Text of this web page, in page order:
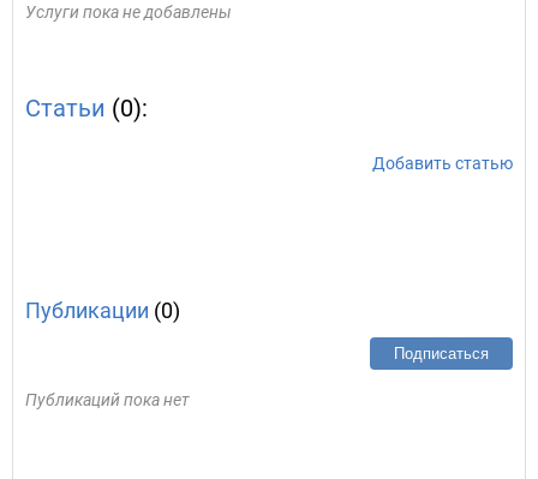
Услуги пока не добавлены
Статьи (0):
Добавить статью
Публикации (0)
Подписаться
Публикаций пока нет